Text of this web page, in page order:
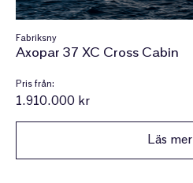
Fabriksny
Axopar 37 XC Cross Cabin
Pris från:
1.910.000 kr
Läs mer